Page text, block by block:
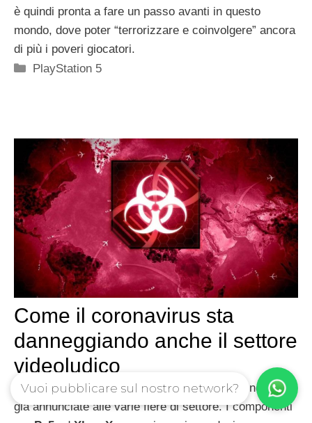
è quindi pronta a fare un passo avanti in questo
mondo, dove poter “terrorizzare e coinvolgere” ancora
di più i poveri giocatori.
Categorie
PlayStation 5
Come il coronavirus sta
danneggiando anche il settore
videoludico
Sono a rischio la produzione delle console di next gen
già annunciate alle varie fiere di settore. I componenti
Vuoi pubblicare sul nostro network?